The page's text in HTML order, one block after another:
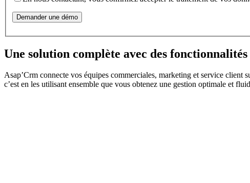
Une solution complète avec des fonctionnalités
Asap’Crm connecte vos équipes commerciales, marketing et service
c’est en les utilisant ensemble que vous obtenez une gestion optimale et